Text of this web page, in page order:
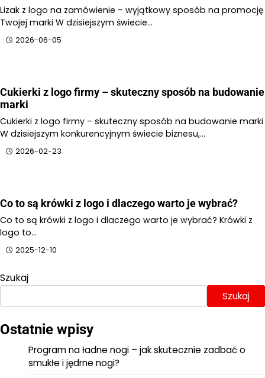
Lizak z logo na zamówienie – wyjątkowy sposób na promocję
Twojej marki W dzisiejszym świecie…
2026-06-05
Cukierki z logo firmy – skuteczny sposób na budowanie
marki
Cukierki z logo firmy – skuteczny sposób na budowanie marki
W dzisiejszym konkurencyjnym świecie biznesu,…
2026-02-23
Co to są krówki z logo i dlaczego warto je wybrać?
Co to są krówki z logo i dlaczego warto je wybrać? Krówki z
logo to…
2025-12-10
Szukaj
Szukaj
Ostatnie wpisy
Program na ładne nogi – jak skutecznie zadbać o
smukłe i jędrne nogi?